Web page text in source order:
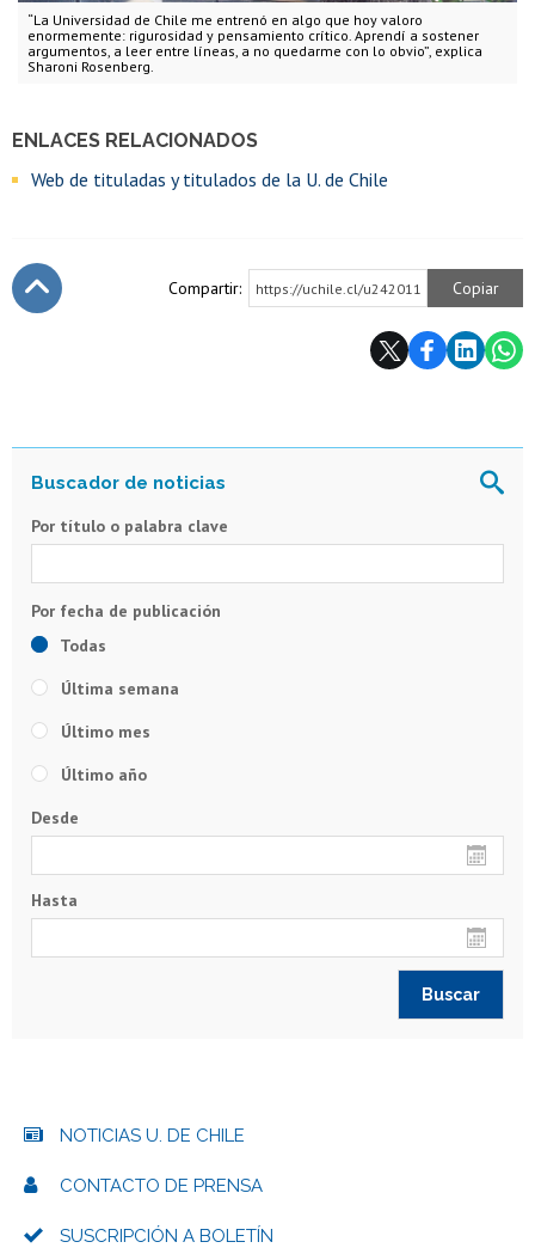
“La Universidad de Chile me entrenó en algo que hoy valoro
enormemente: rigurosidad y pensamiento crítico. Aprendí a sostener
argumentos, a leer entre líneas, a no quedarme con lo obvio”, explica
Sharoni Rosenberg.
ENLACES RELACIONADOS
Web de tituladas y titulados de la U. de Chile
Compartir: https://uchile.cl/u242011 Copiar
Por título o palabra clave
Todas
Última semana
Último mes
Último año
Desde
Hasta
NOTICIAS U. DE CHILE
CONTACTO DE PRENSA
SUSCRIPCIÓN A BOLETÍN